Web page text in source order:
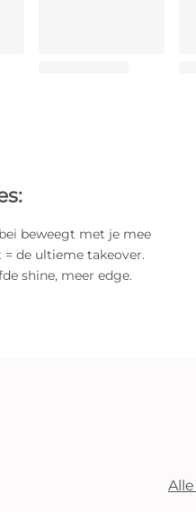
beweegt met je mee
de ultieme takeover.
shine, meer edge.